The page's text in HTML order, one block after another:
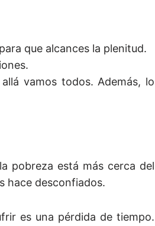
que alcances la plenitud.
vamos todos. Además, lo
pobreza está más cerca del
hace desconfiados.
es una pérdida de tiempo.